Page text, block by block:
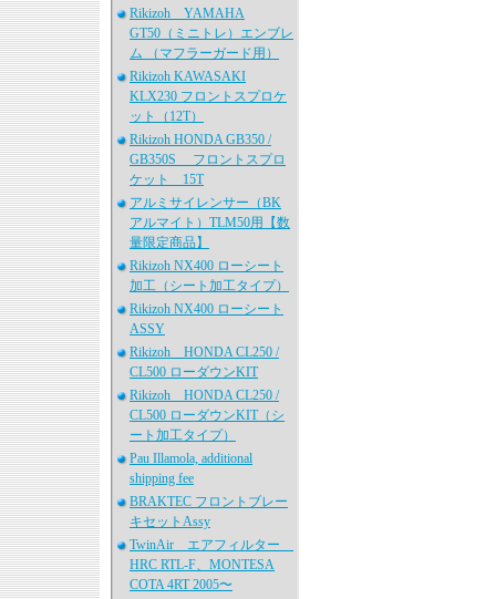
Rikizoh YAMAHA
GT50（ミニトレ）エンブレ
ム （マフラーガード用）
Rikizoh KAWASAKI
KLX230 フロントスプロケ
ット（12T）
Rikizoh HONDA GB350 /
GB350S フロントスプロ
ケット 15T
アルミサイレンサー（BK
アルマイト）TLM50用【数
量限定商品】
Rikizoh NX400 ローシート
加工（シート加工タイプ）
Rikizoh NX400 ローシート
ASSY
Rikizoh HONDA CL250 /
CL500 ローダウンKIT
Rikizoh HONDA CL250 /
CL500 ローダウンKIT（シ
ート加工タイプ）
Pau Illamola, additional
shipping fee
BRAKTEC フロントブレー
キセットAssy
TwinAir エアフィルター
HRC RTL-F、MONTESA
COTA 4RT 2005〜